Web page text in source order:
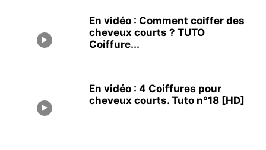
En vidéo : Comment coiffer des
cheveux courts ? TUTO
Coiffure...
En vidéo : 4 Coiffures pour
cheveux courts. Tuto n°18 [HD]